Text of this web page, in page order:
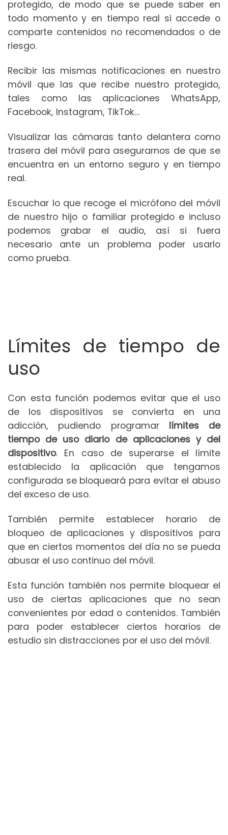
protegido, de modo que se puede saber en
todo momento y en tiempo real si accede o
comparte contenidos no recomendados o de
riesgo.
Recibir las mismas notificaciones en nuestro
móvil que las que recibe nuestro protegido,
tales como las aplicaciones WhatsApp,
Facebook, Instagram, TikTok…
Visualizar las cámaras tanto delantera como
trasera del móvil para asegurarnos de que se
encuentra en un entorno seguro y en tiempo
real.
Escuchar lo que recoge el micrófono del móvil
de nuestro hijo o familiar protegido e incluso
podemos grabar el audio, así si fuera
necesario ante un problema poder usarlo
como prueba.
Límites de tiempo de
uso
Con esta función podemos evitar que el uso
de los dispositivos se convierta en una
adicción, pudiendo programar límites de
tiempo de uso diario de aplicaciones y del
dispositivo. En caso de superarse el límite
establecido la aplicación que tengamos
configurada se bloqueará para evitar el abuso
del exceso de uso.
También permite establecer horario de
bloqueo de aplicaciones y dispositivos para
que en ciertos momentos del día no se pueda
abusar el uso continuo del móvil.
Esta función también nos permite bloquear el
uso de ciertas aplicaciones que no sean
convenientes por edad o contenidos. También
para poder establecer ciertos horarios de
estudio sin distracciones por el uso del móvil.